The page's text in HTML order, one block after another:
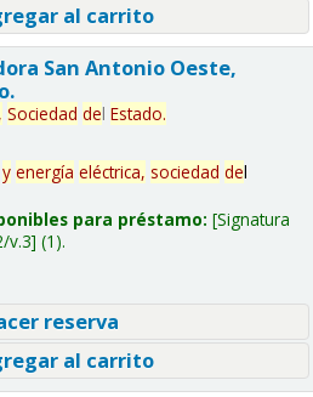
al carrito
San Antonio Oeste,
Sociedad del Estado.
y energía eléctrica, sociedad del
para préstamo: Signatura
v.3 (1).
reserva
al carrito